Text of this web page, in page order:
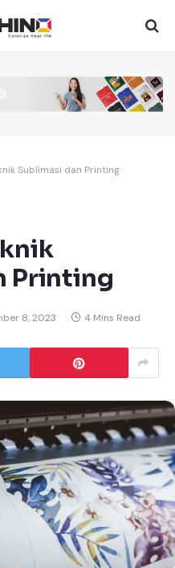
Sublimasi dan Printing
Printing
8, 2023 4 Mins Read